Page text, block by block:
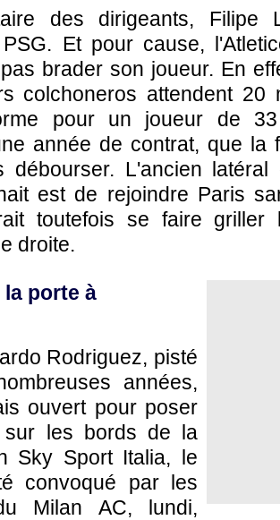
des dirigeants, Filipe
Et pour cause,
brader son joueur. En
colchoneros attendent 20
pour un joueur de
année de contrat, que la
débourser. L'ancien latéral
est de rejoindre Paris
toutefois se faire
droite.
porte à
Rodriguez, pisté
années,
ouvert pour poser
sur les bords de la
Sky Sport Italia, le
convoqué par les
Milan AC, lundi,